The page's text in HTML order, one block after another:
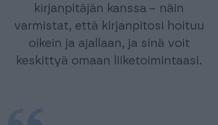
kirjanpitäjän kanssa – näin
varmistat, että kirjanpitosi hoituu
oikein ja ajallaan, ja sinä voit
keskittyä omaan liiketoimintaasi.